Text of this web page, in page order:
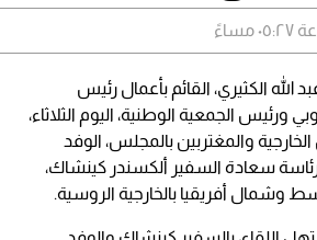
الله الكثيري، القائم بأعمال رئيس
ورئيس الجمعية الوطنية، اليوم الثلاثاء،
والمغتربين بالمجلس، الوفد
سعادة السفير ألكسندر كينشاك،
وشمال أفريقيا بالخارجية الروسية.